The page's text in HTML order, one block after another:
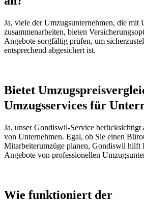
Ja, viele der Umzugsunternehmen, die mit
zusammenarbeiten, bieten
Angebote sorgfältig prüfen, um
entsprechend abgesichert ist.
Bietet
Umzugsservices für
Ja, unser Gondiswil-Service berücksichtigt
von Unternehmen. Egal, ob Sie einen
Mitarbeiterumzüge planen, Gondiswil hilft
Angebote von professionellen
Wie funktioniert der